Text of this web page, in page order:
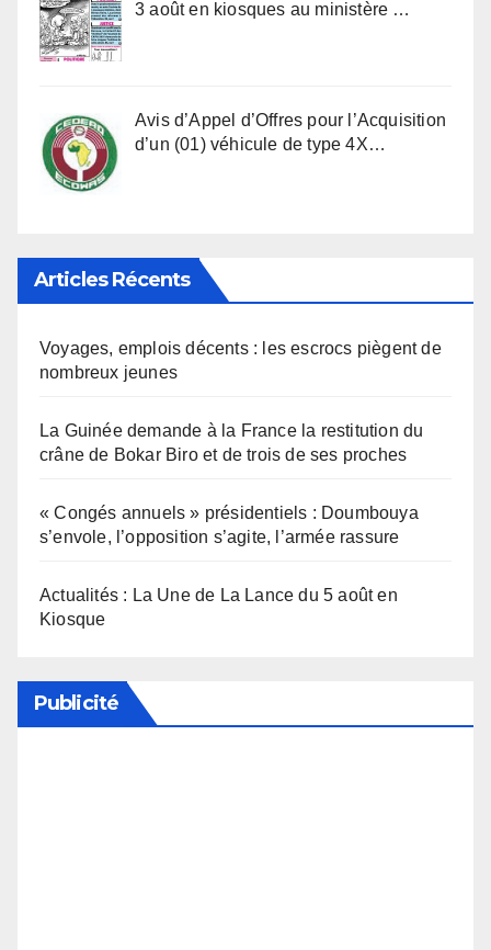
3 août en kiosques au ministère …
Avis d’Appel d’Offres pour l’Acquisition
d’un (01) véhicule de type 4X…
Articles Récents
Voyages, emplois décents : les escrocs piègent de
nombreux jeunes
La Guinée demande à la France la restitution du
crâne de Bokar Biro et de trois de ses proches
« Congés annuels » présidentiels : Doumbouya
s’envole, l’opposition s’agite, l’armée rassure
Actualités : La Une de La Lance du 5 août en
Kiosque
Publicité